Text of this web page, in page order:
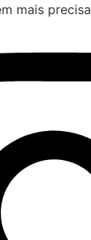
mais precisa